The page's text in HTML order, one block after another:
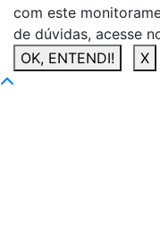
com este
de dúvidas, acesse
OK, ENTENDI!
X